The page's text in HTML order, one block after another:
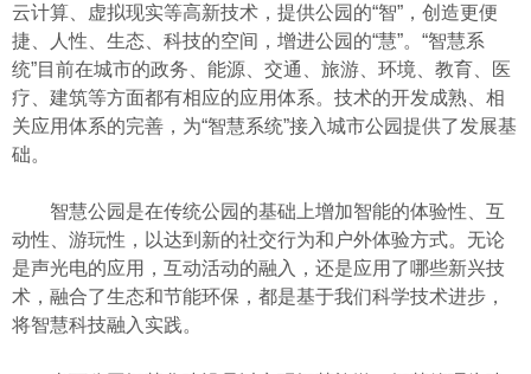
云计算、虚拟现实等高新技术，提供公园的“智”，创造更便
捷、人性、生态、科技的空间，增进公园的“慧”。“智慧系
统”目前在城市的政务、能源、交通、旅游、环境、教育、医
疗、建筑等方面都有相应的应用体系。技术的开发成熟、相
关应用体系的完善，为“智慧系统”接入城市公园提供了发展基
础。
智慧公园是在传统公园的基础上增加智能的体验性、互
动性、游玩性，以达到新的社交行为和户外体验方式。无论
是声光电的应用，互动活动的融入，还是应用了哪些新兴技
术，融合了生态和节能环保，都是基于我们科学技术进步，
将智慧科技融入实践。